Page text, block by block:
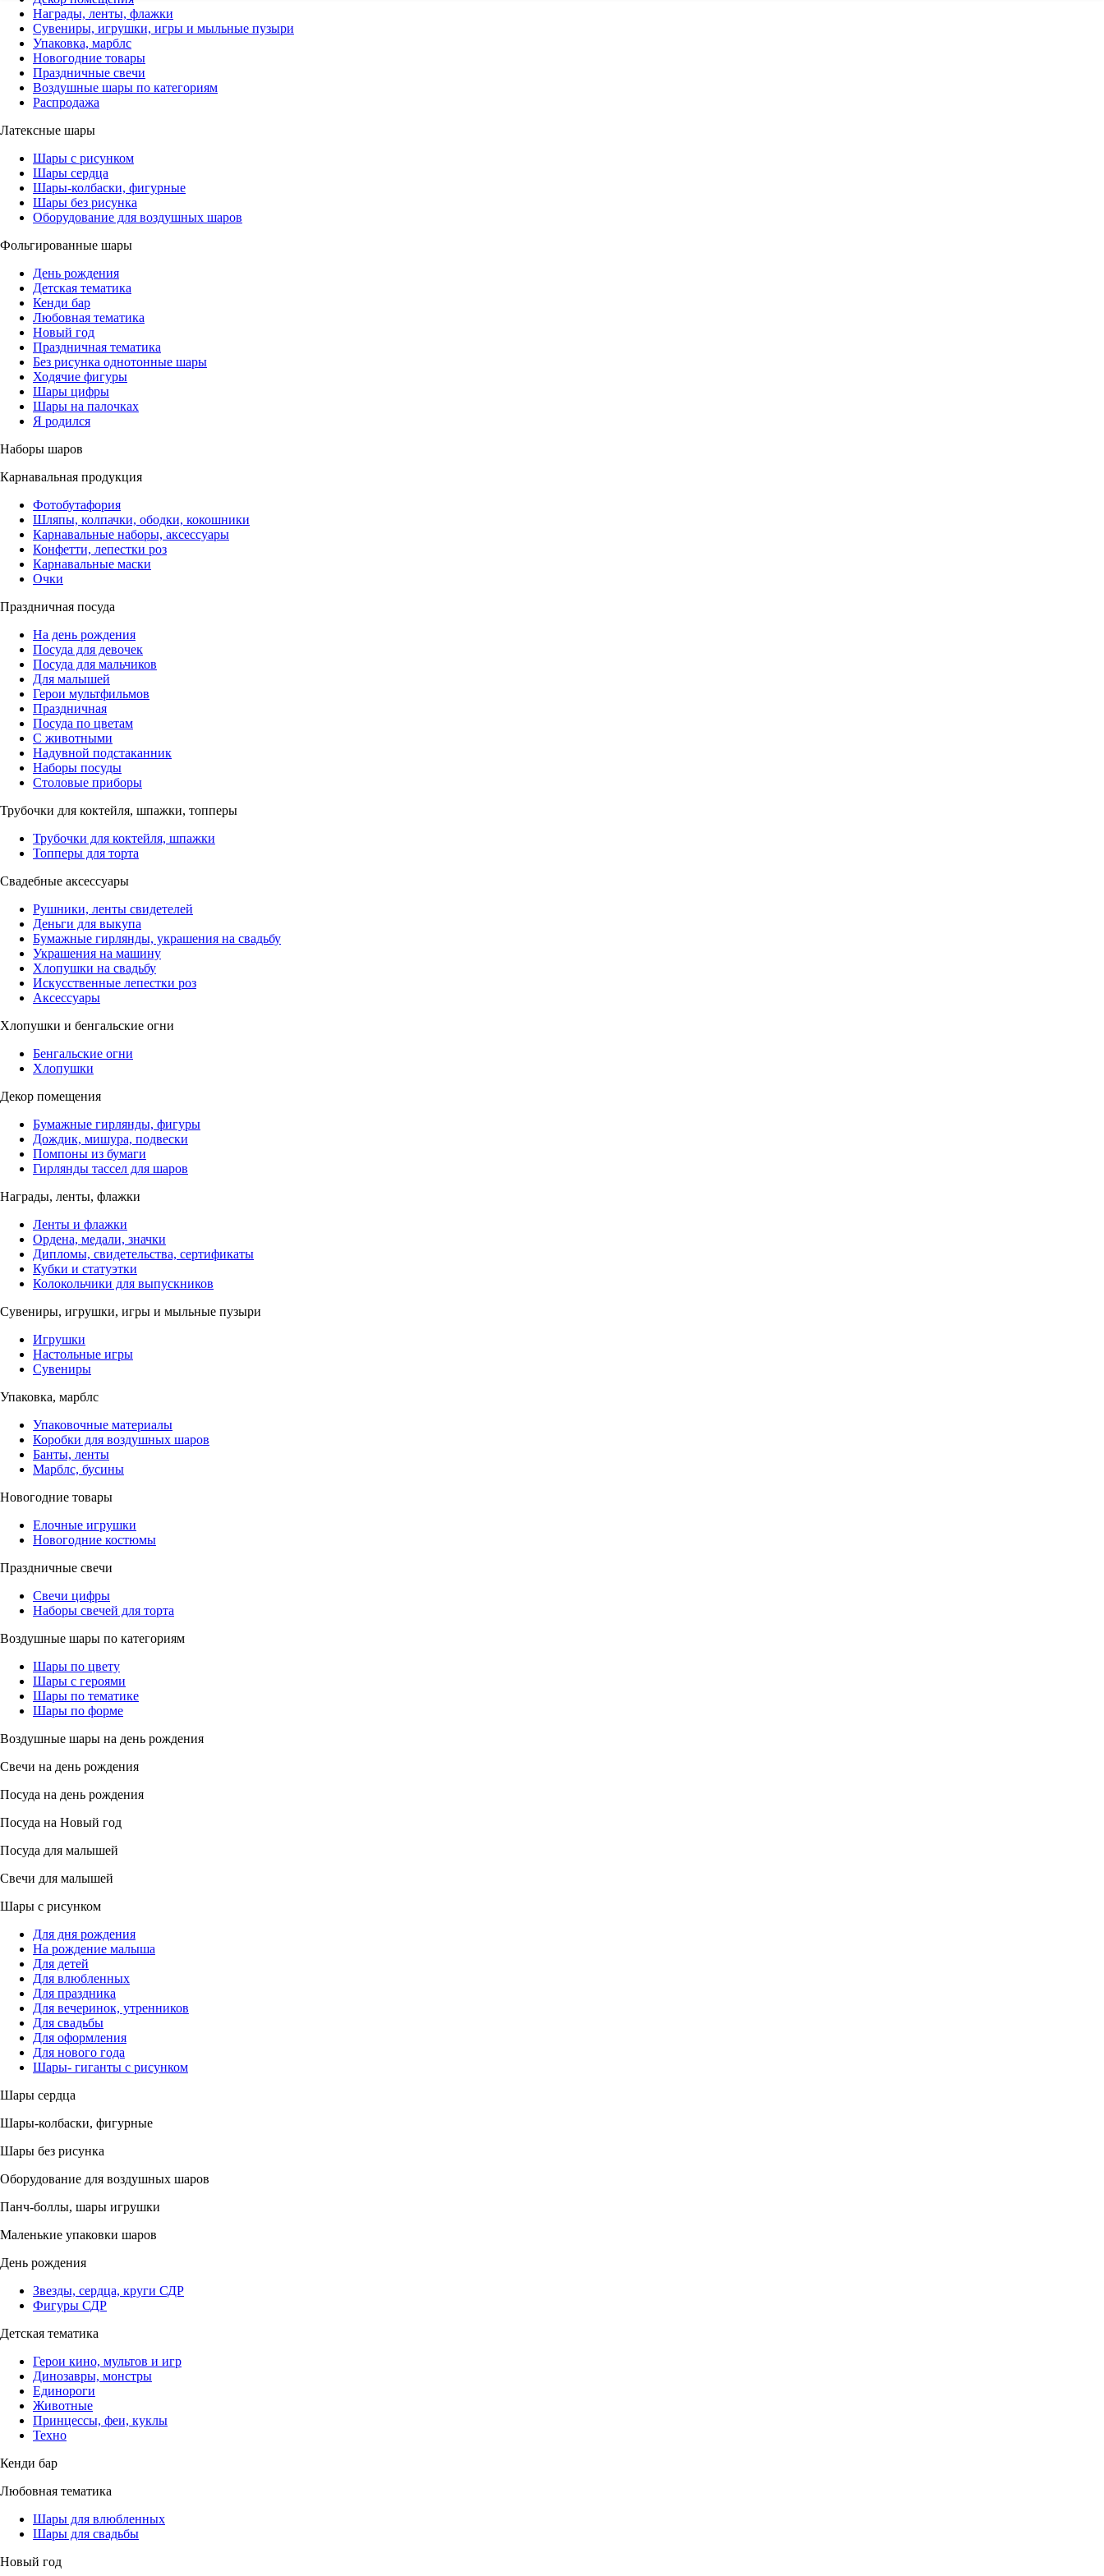
Награды, ленты, флажки
Сувениры, игрушки, игры и мыльные пузыри
Упаковка, марблс
Новогодние товары
Праздничные свечи
Воздушные шары по категориям
Распродажа
Латексные шары
Шары с рисунком
Шары сердца
Шары-колбаски, фигурные
Шары без рисунка
Оборудование для воздушных шаров
Фольгированные шары
День рождения
Детская тематика
Кенди бар
Любовная тематика
Новый год
Праздничная тематика
Без рисунка однотонные шары
Ходячие фигуры
Шары цифры
Шары на палочках
Я родился
Наборы шаров
Карнавальная продукция
Фотобутафория
Шляпы, колпачки, ободки, кокошники
Карнавальные наборы, аксессуары
Конфетти, лепестки роз
Карнавальные маски
Очки
Праздничная посуда
На день рождения
Посуда для девочек
Посуда для мальчиков
Для малышей
Герои мультфильмов
Праздничная
Посуда по цветам
С животными
Надувной подстаканник
Наборы посуды
Столовые приборы
Трубочки для коктейля, шпажки, топперы
Трубочки для коктейля, шпажки
Топперы для торта
Свадебные аксессуары
Рушники, ленты свидетелей
Деньги для выкупа
Бумажные гирлянды, украшения на свадьбу
Украшения на машину
Хлопушки на свадьбу
Искусственные лепестки роз
Аксессуары
Хлопушки и бенгальские огни
Бенгальские огни
Хлопушки
Декор помещения
Бумажные гирлянды, фигуры
Дождик, мишура, подвески
Помпоны из бумаги
Гирлянды тассел для шаров
Награды, ленты, флажки
Ленты и флажки
Ордена, медали, значки
Дипломы, свидетельства, сертификаты
Кубки и статуэтки
Колокольчики для выпускников
Сувениры, игрушки, игры и мыльные пузыри
Игрушки
Настольные игры
Сувениры
Упаковка, марблс
Упаковочные материалы
Коробки для воздушных шаров
Банты, ленты
Марблс, бусины
Новогодние товары
Елочные игрушки
Новогодние костюмы
Праздничные свечи
Свечи цифры
Наборы свечей для торта
Воздушные шары по категориям
Шары по цвету
Шары с героями
Шары по тематике
Шары по форме
Воздушные шары на день рождения
Свечи на день рождения
Посуда на день рождения
Посуда на Новый год
Посуда для малышей
Свечи для малышей
Шары с рисунком
Для дня рождения
На рождение малыша
Для детей
Для влюбленных
Для праздника
Для вечеринок, утренников
Для свадьбы
Для оформления
Для нового года
Шары- гиганты с рисунком
Шары сердца
Шары-колбаски, фигурные
Шары без рисунка
Оборудование для воздушных шаров
Панч-боллы, шары игрушки
Маленькие упаковки шаров
День рождения
Звезды, сердца, круги СДР
Фигуры СДР
Детская тематика
Герои кино, мультов и игр
Динозавры, монстры
Единороги
Животные
Принцессы, феи, куклы
Техно
Кенди бар
Любовная тематика
Шары для влюбленных
Шары для свадьбы
Новый год